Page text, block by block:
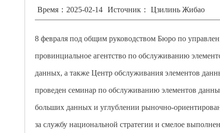
Время：2025-02-14 Источник： Цзилинь Жибао
8 февраля под общим руководством Бюро по
провинциальное агентство по обслуживанию
данных, а также Центр обслуживания элементов
проведен семинар по обслуживанию элементов
больших данных и углублении рыночно-
за службу национальной стратегии и смелое